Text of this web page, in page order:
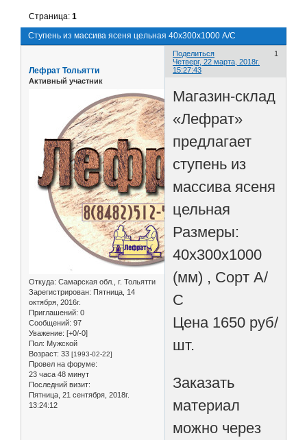
Ступень из массива ясеня цельная 40х300х1000 А/С
Страница:1
Поделиться
1
Четверг, 22 марта, 2018г.
15:27:43
Лефрат Тольятти
Активный участник
Откуда: Самарская обл., г. Тольятти
Зарегистрирован: Пятница, 14
октября, 2016г.
Приглашений: 0
Сообщений: 97
Уважение: [+0/-0]
Пол: Мужской
Возраст: 33 [1993-02-22]
Провел на форуме:
23 часа 48 минут
Последний визит:
Пятница, 21 сентября, 2018г.
13:24:12
Магазин-склад
«Лефрат»
предлагает
ступень из
массива ясеня
цельная
Размеры:
40х300х1000
(мм) , Сорт А/
С
Цена 1650 руб/
шт.
Заказать
материал
можно через